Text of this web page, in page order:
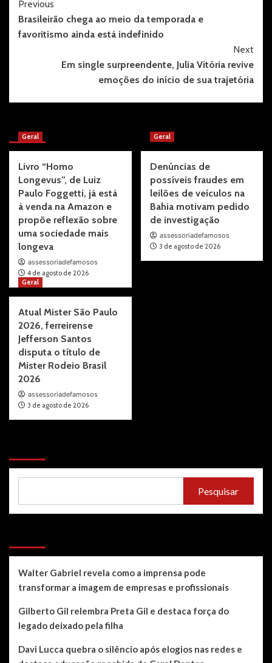
Post
Navigation
Previous
Brasileirão chega ao meio da temporada e
favoritismo ainda está indefinido
Next
Em single surpreendente, Julia Vitória revive
emoções do início de sua trajetória
More Stories
Geral
Livro “Homo
Longevus”, de Luiz
Paulo Foggetti, já está
à venda na Amazon e
propõe reflexão sobre
uma sociedade mais
longeva
assessoriadefamosos
4 de agosto de 2026
Geral
Denúncias de
possíveis fraudes em
leilões de veículos na
Bahia motivam pedido
de investigação
assessoriadefamosos
3 de agosto de 2026
Geral
Atual Mister São Paulo
2026, ferreirense
Jefferson Santos
disputa o título de
Mister Rodeio Brasil
2026
assessoriadefamosos
3 de agosto de 2026
Pesquisar
Walter Gabriel revela como a imprensa pode
transformar a imagem de empresas e profissionais
Gilberto Gil relembra Preta Gil e destaca força do
legado deixado pela filha
Davi Lucca quebra o silêncio após elogios nas redes e